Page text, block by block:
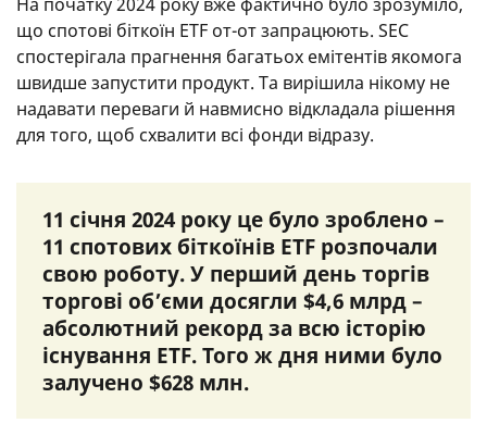
що спотові біткоїн ETF от-от запрацюють. SEC
спостерігала прагнення багатьох емітентів якомога
швидше запустити продукт. Та вирішила нікому не
надавати переваги й навмисно відкладала рішення
для того, щоб схвалити всі фонди відразу.
11 січня 2024 року це було зроблено –
11 спотових біткоїнів ETF розпочали
свою роботу. У перший день торгів
торгові об’єми досягли $4,6 млрд –
абсолютний рекорд за всю історію
існування ETF. Того ж дня ними було
залучено $628 млн.